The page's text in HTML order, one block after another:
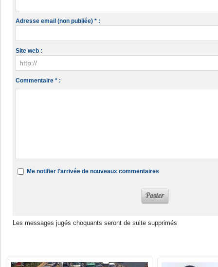
Adresse email (non publiée) * :
Site web :
Commentaire * :
Me notifier l'arrivée de nouveaux commentaires
Les messages jugés choquants seront de suite supprimés